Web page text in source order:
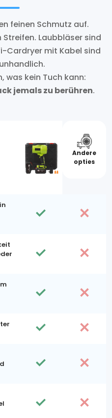
feinen Schmutz auf.
Laubbläser sind
Cardryer mit Kabel sind
was kein Tuch kann:
jemals zu berühren.
Andere
opties